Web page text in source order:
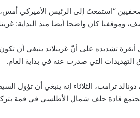
“استمعتُ إلى الرئيس الأميركي
وموقفنا كان واضحا أيضا منذ البداية:
أنقرة تشديده على أنّ غرينلاند ينبغي أن
التي صدرت عنه في بداية العام.
ترامب، الثلاثاء إنه ينبغي أن تؤول
يجتمع قادة حلف شمال الأطلسي في قمة